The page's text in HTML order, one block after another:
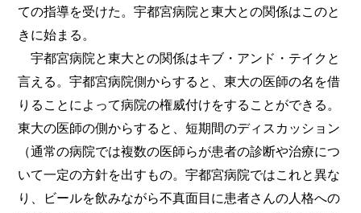
ての指導を受けた。宇都宮病院と東大との関係はこのと
きに始まる。
宇都宮病院と東大との関係はキブ・アンド・テイクと
言える。宇都宮病院側からすると、東大の医師の名を借
りることによって病院の権威付けをすることができる。
東大の医師の側からすると、短期間のディスカッション
（通常の病院では複数の医師らが患者の診断や治療につ
いて一定の方針を出すもの。宇都宮病院ではこれと異な
り、ビールを飲みながら不真面目に患者さんの人格への